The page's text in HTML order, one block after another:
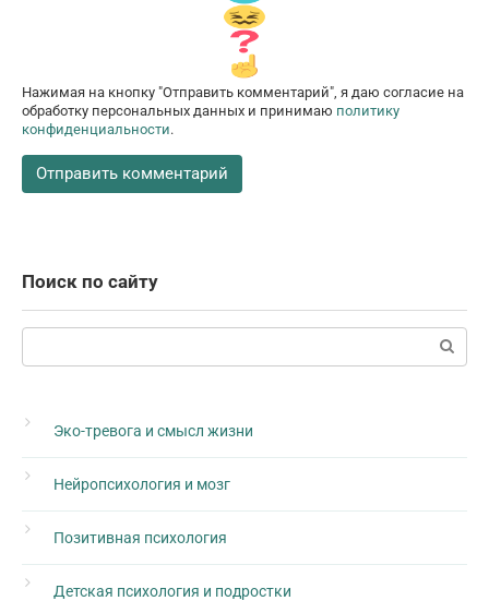
Нажимая на кнопку "Отправить комментарий", я даю согласие на
обработку персональных данных и принимаю политику
конфиденциальности.
Поиск по сайту
Поиск:
Эко-тревога и смысл жизни
Нейропсихология и мозг
Позитивная психология
Детская психология и подростки